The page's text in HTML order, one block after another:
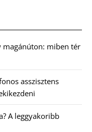
magánúton: miben tér
asszisztens
A leggyakoribb